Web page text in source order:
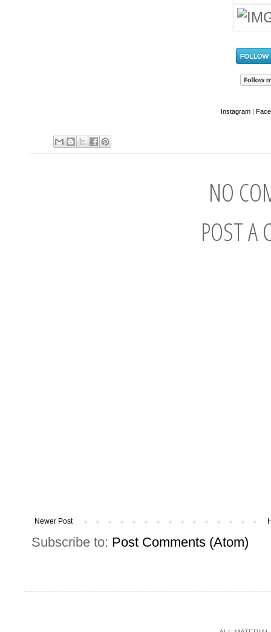
Instagram|
NO
POST A
Newer Post
Subscribe to: Post Comments (Atom)